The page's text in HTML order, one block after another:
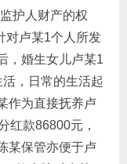
护人财产的权
对卢某1个人所发
，婚生女儿卢某1
，日常的生活起
作为直接抚养卢
红款86800元，
某保管亦便于卢